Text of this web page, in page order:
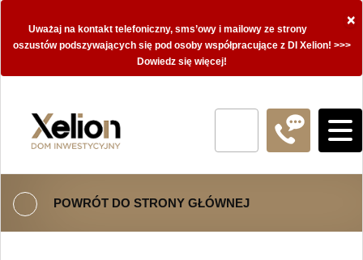
×
Uważaj na kontakt telefoniczny, sms’owy i mailowy ze strony
oszustów podszywających się pod osoby współpracujące z DI Xelion! >>>
Dowiedz się więcej!
POWRÓT DO STRONY GŁÓWNEJ